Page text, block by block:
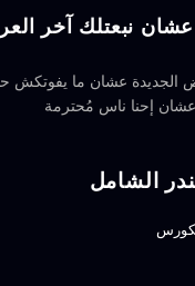
نبعتلك آخر
الجديدة عشان ما يفوتكش
إحنا ناس مُحترمة
الشامل